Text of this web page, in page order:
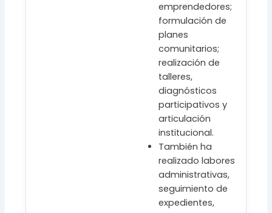
emprendedores;
formulación de
planes
comunitarios;
realización de
talleres,
diagnósticos
participativos y
articulación
institucional.
También ha
realizado labores
administrativas,
seguimiento de
expedientes,